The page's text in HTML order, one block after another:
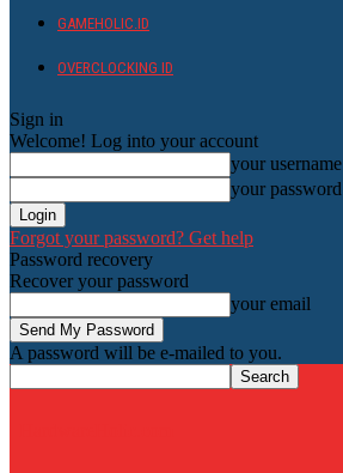
GAMEHOLIC.ID
OVERCLOCKING ID
Sign in
Welcome! Log into your account
your username
your password
Forgot your password? Get help
Password recovery
Recover your password
your email
A password will be e-mailed to you.